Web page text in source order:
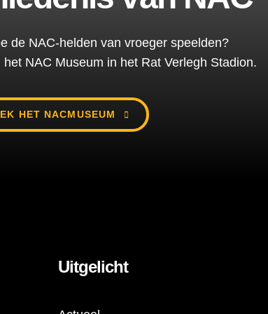
de NAC-helden van vroeger speelden?
NAC Museum in het Rat Verlegh Stadion.
HET NACMUSEUM
Uitgelicht